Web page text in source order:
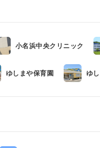
小名浜中央クリニック
ゆしまや保育園 ゆ